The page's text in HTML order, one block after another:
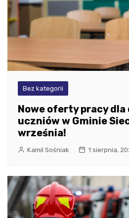
Bez kategorii
Nowe oferty pracy dla
uczniów w Gminie
września!
Kamil Sośniak 1 sierpnia,